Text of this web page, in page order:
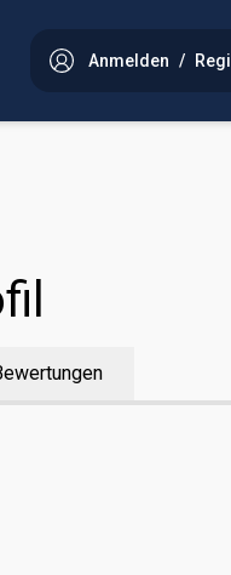
Anmelden /